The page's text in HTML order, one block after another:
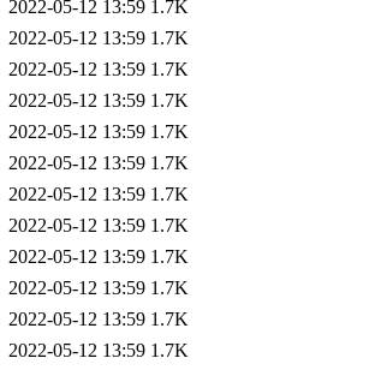
2022-05-12 13:59 1.7K
2022-05-12 13:59 1.7K
2022-05-12 13:59 1.7K
2022-05-12 13:59 1.7K
2022-05-12 13:59 1.7K
2022-05-12 13:59 1.7K
2022-05-12 13:59 1.7K
2022-05-12 13:59 1.7K
2022-05-12 13:59 1.7K
2022-05-12 13:59 1.7K
2022-05-12 13:59 1.7K
2022-05-12 13:59 1.7K